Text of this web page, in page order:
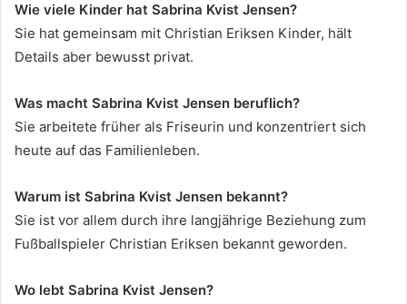
Wie viele Kinder hat Sabrina Kvist Jensen?
Sie hat gemeinsam mit Christian Eriksen Kinder, hält
Details aber bewusst privat.
Was macht Sabrina Kvist Jensen beruflich?
Sie arbeitete früher als Friseurin und konzentriert sich
heute auf das Familienleben.
Warum ist Sabrina Kvist Jensen bekannt?
Sie ist vor allem durch ihre langjährige Beziehung zum
Fußballspieler Christian Eriksen bekannt geworden.
Wo lebt Sabrina Kvist Jensen?